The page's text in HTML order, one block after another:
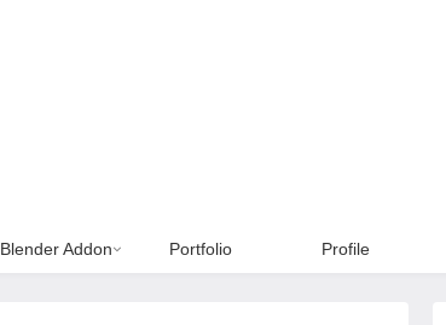
Blender Addon Portfolio Profile